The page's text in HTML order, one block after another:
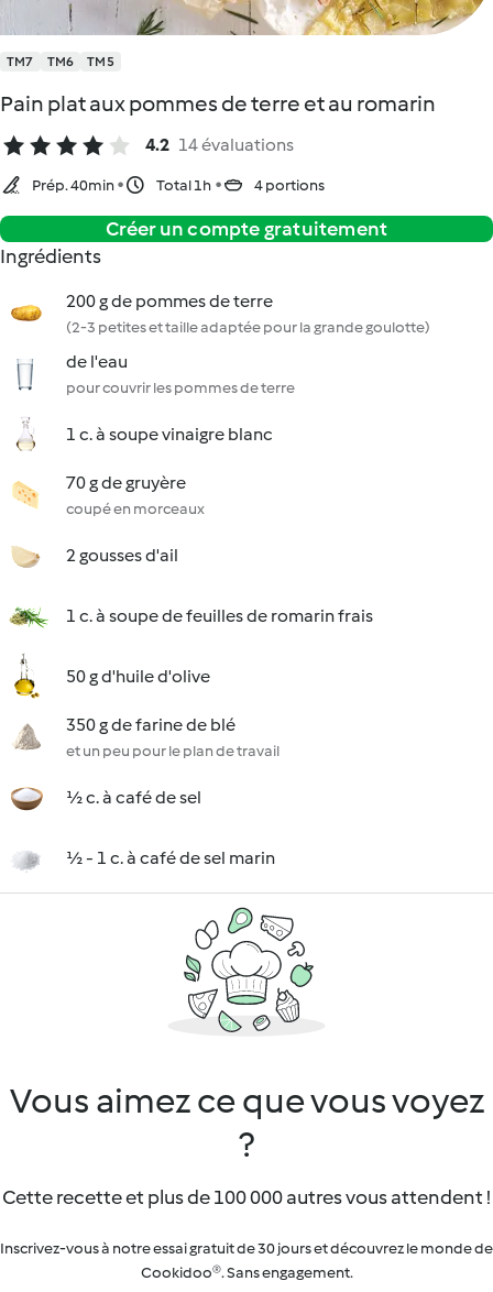
TM7 TM6 TM5
Pain plat aux pommes de terre et au romarin
4.2 14 évaluations
Prép. 40min Total 1h 4 portions
Créer un compte gratuitement
Ingrédients
200 g de pommes de terre
(2-3 petites et taille adaptée pour la grande goulotte)
de l'eau
pour couvrir les pommes de terre
1 c. à soupe vinaigre blanc
70 g de gruyère
coupé en morceaux
2 gousses d'ail
1 c. à soupe de feuilles de romarin frais
50 g d'huile d'olive
350 g de farine de blé
et un peu pour le plan de travail
½ c. à café de sel
½ - 1 c. à café de sel marin
Vous aimez ce que vous voyez
?
Cette recette et plus de 100 000 autres vous attendent !
Inscrivez-vous à notre essai gratuit de 30 jours et découvrez le monde de
Cookidoo®. Sans engagement.